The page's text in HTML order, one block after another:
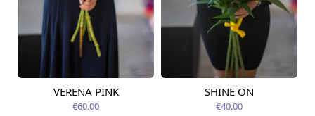
Pieejams šodien
VERENA PINK
€60.00
Pieejams šodien
SHINE ON
€40.00